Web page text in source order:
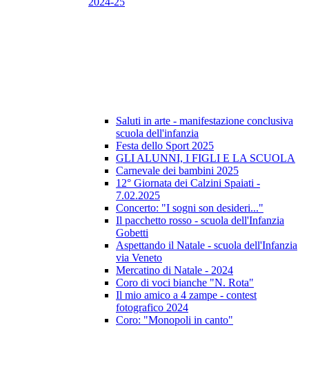
Saluti in arte - manifestazione conclusiva
scuola dell'infanzia
Festa dello Sport 2025
GLI ALUNNI, I FIGLI E LA SCUOLA
Carnevale dei bambini 2025
12° Giornata dei Calzini Spaiati -
7.02.2025
Concerto: "I sogni son desideri..."
Il pacchetto rosso - scuola dell'Infanzia
Gobetti
Aspettando il Natale - scuola dell'Infanzia
via Veneto
Mercatino di Natale - 2024
Coro di voci bianche "N. Rota"
Il mio amico a 4 zampe - contest
fotografico 2024
Coro: "Monopoli in canto"